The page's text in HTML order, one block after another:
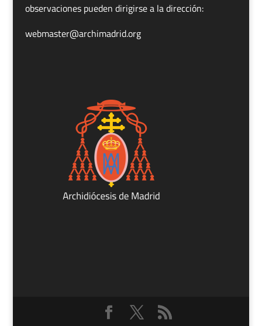
observaciones pueden dirigirse a la dirección:
webmaster@archimadrid.org